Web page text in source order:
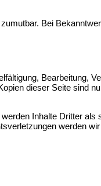
Bei
Bearbeitung,
dieser Seite sind
Inhalte Dritter
werden